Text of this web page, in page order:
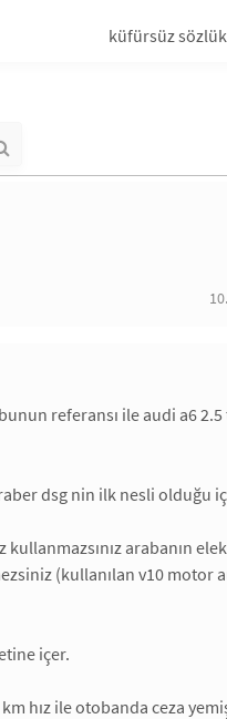
küfürsüz sözlük
referansı ile audi a6
dsg nin ilk nesli olduğu
kullanmazsınız arabanın
(kullanılan v10 motor
içer.
hız ile otobanda ceza